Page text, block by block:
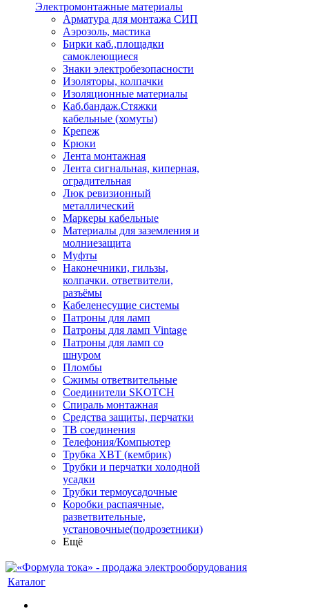
Электромонтажные материалы
Арматура для монтажа СИП
Аэрозоль, мастика
Бирки каб.,площадки
самоклеющиеся
Знаки электробезопасности
Изоляторы, колпачки
Изоляционные материалы
Каб.бандаж.Стяжки
кабельные (хомуты)
Крепеж
Крюки
Лента монтажная
Лента сигнальная, киперная,
оградительная
Люк ревизионный
металлический
Маркеры кабельные
Материалы для заземления и
молниезащита
Муфты
Наконечники, гильзы,
колпачки. ответвители,
разъёмы
Кабеленесущие системы
Патроны для ламп
Патроны для ламп Vintage
Патроны для ламп со
шнуром
Пломбы
Сжимы ответвительные
Соединители SKOTCH
Спираль монтажная
Средства защиты, перчатки
ТВ соединения
Телефония/Компьютер
Трубка ХВТ (кембрик)
Трубки и перчатки холодной
усадки
Трубки термоусадочные
Коробки распаячные,
разветвительные,
установочные(подрозетники)
Ещё
Каталог